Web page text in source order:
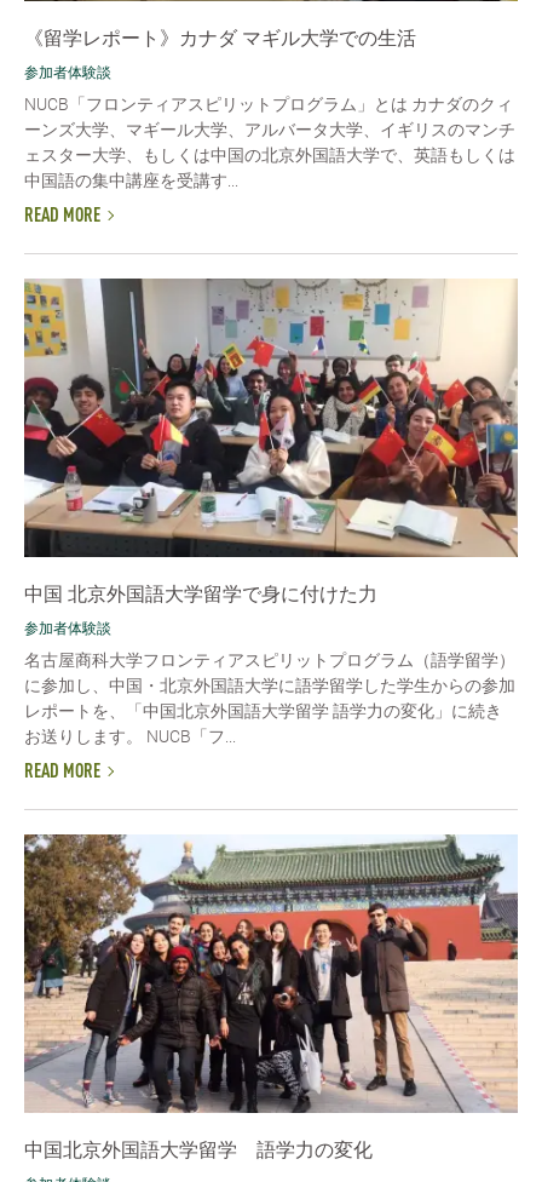
《留学レポート》カナダ マギル大学での生活
参加者体験談
NUCB「フロンティアスピリットプログラム」とは カナダのクィ
ーンズ大学、マギール大学、アルバータ大学、イギリスのマンチ
ェスター大学、もしくは中国の北京外国語大学で、英語もしくは
中国語の集中講座を受講す...
READ MORE
中国 北京外国語大学留学で身に付けた力
参加者体験談
名古屋商科大学フロンティアスピリットプログラム（語学留学）
に参加し、中国・北京外国語大学に語学留学した学生からの参加
レポートを、「中国北京外国語大学留学 語学力の変化」に続き
お送りします。 NUCB「フ...
READ MORE
中国北京外国語大学留学 語学力の変化